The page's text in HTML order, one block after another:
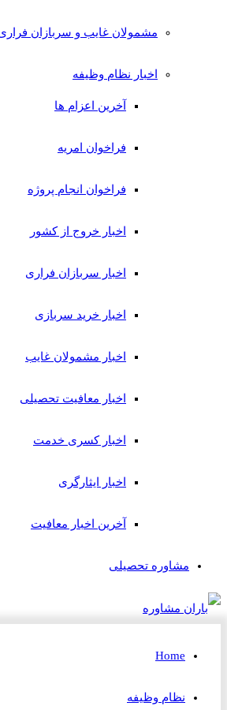
مشمولان غایب و سربازان فراری
اخبار نظام وظیفه
آخرین اعزام ها
فراخوان امریه
فراخوان انجام پروژه
اخبار خروج از کشور
اخبار سربازان فراری
اخبار خرید سربازی
اخبار مشمولان غایب
اخبار معافیت تحصیلی
اخبار کسری خدمت
اخبار ایثارگری
آخرین اخبار معافیت
مشاوره تحصیلی
Home
نظام وظیفه